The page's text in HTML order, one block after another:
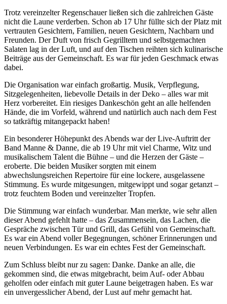
Trotz vereinzelter Regenschauer ließen sich die zahlreichen Gäste
nicht die Laune verderben. Schon ab 17 Uhr füllte sich der Platz mit
vertrauten Gesichtern, Familien, neuen Gesichtern, Nachbarn und
Freunden. Der Duft von frisch Gegrilltem und selbstgemachten
Salaten lag in der Luft, und auf den Tischen reihten sich kulinarische
Beiträge aus der Gemeinschaft. Es war für jeden Geschmack etwas
dabei.
Die Organisation war einfach großartig. Musik, Verpflegung,
Sitzgelegenheiten, liebevolle Details in der Deko – alles war mit
Herz vorbereitet. Ein riesiges Dankeschön geht an alle helfenden
Hände, die im Vorfeld, während und natürlich auch nach dem Fest
so tatkräftig mitangepackt haben!
Ein besonderer Höhepunkt des Abends war der Live-Auftritt der
Band Manne & Danne, die ab 19 Uhr mit viel Charme, Witz und
musikalischem Talent die Bühne – und die Herzen der Gäste –
eroberte. Die beiden Musiker sorgten mit einem
abwechslungsreichen Repertoire für eine lockere, ausgelassene
Stimmung. Es wurde mitgesungen, mitgewippt und sogar getanzt –
trotz feuchtem Boden und vereinzelter Tropfen.
Die Stimmung war einfach wunderbar. Man merkte, wie sehr allen
dieser Abend gefehlt hatte – das Zusammensein, das Lachen, die
Gespräche zwischen Tür und Grill, das Gefühl von Gemeinschaft.
Es war ein Abend voller Begegnungen, schöner Erinnerungen und
neuen Verbindungen. Es war ein echtes Fest der Gemeinschaft.
Zum Schluss bleibt nur zu sagen: Danke. Danke an alle, die
gekommen sind, die etwas mitgebracht, beim Auf- oder Abbau
geholfen oder einfach mit guter Laune beigetragen haben. Es war
ein unvergesslicher Abend, der Lust auf mehr gemacht hat.